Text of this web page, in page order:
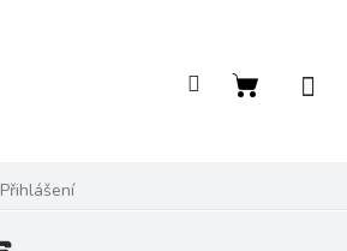
Přihlášení
Nákupní